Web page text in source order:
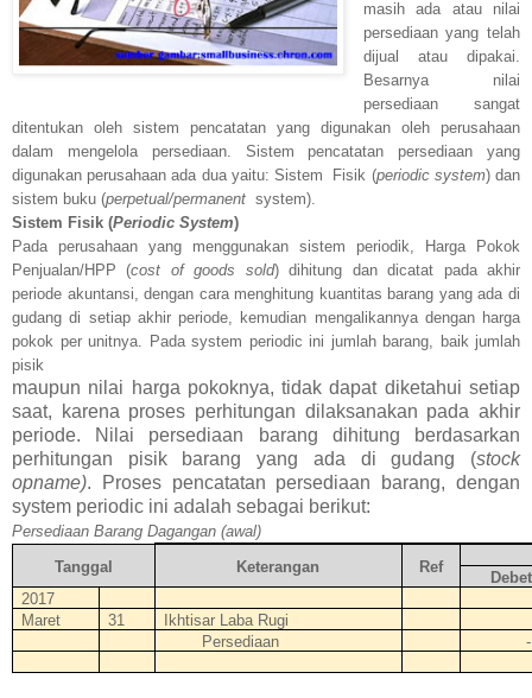
masih ada atau nilai
persediaan yang telah
dijual atau dipakai
Besarnya nilai
persediaan sangat
ditentukan oleh sistem pencatatan yang digunakan oleh perusahaan
dalam mengelola persediaan. Sistem pencatatan persediaan yang
digunakan perusahaan ada dua yaitu: Sistem Fisik (periodic system) dan
sistem buku (perpetual/permanent system).
Sistem Fisik (Periodic System)
Pada perusahaan yang menggunakan sistem periodik, Harga Pokok
Penjualan/HPP (cost of goods sold) dihitung dan dicatat pada akhir
periode akuntansi, dengan cara menghitung kuantitas barang yang ada di
gudang di setiap akhir periode, kemudian mengalikannya dengan harga
pokok per unitnya. Pada system periodic ini jumlah barang, baik jumlah
pisik
maupun nilai harga pokoknya, tidak dapat diketahui setiap
saat, karena proses perhitungan dilaksanakan pada akhir
periode. Nilai persediaan barang dihitung berdasarkan
perhitungan pisik barang yang ada di gudang (stock
opname). Proses pencatatan persediaan barang, dengan
system periodic ini adalah sebagai berikut:
Persediaan Barang Dagangan (awal)
Tanggal
Keterangan Ref
2017
Maret
31
Ikhtisar Laba Rugi
Persediaan
-